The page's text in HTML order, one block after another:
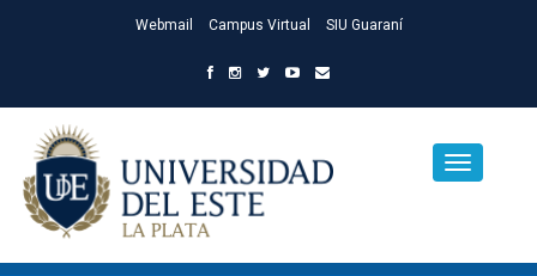
Webmail Campus Virtual SIU Guaraní